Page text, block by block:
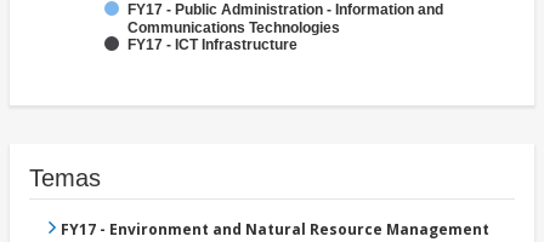
FY17 - Public Administration - Information and
Communications Technologies
FY17 - ICT Infrastructure
Temas
FY17 - Environment and Natural Resource Management